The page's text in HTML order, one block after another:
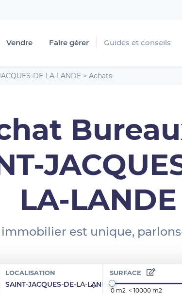
Vendre Faire gérer Guides et conseils
DE-LA-LANDE > Achats
LA-LANDE
est unique,
LOCALISATION
SAINT-JACQUES-DE-LA-LANDE 35135
SURFACE